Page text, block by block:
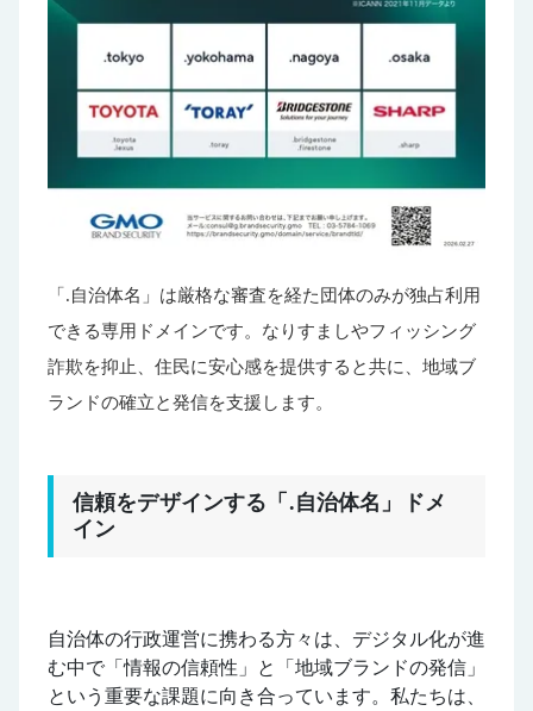
「.自治体名」は厳格な審査を経た団体のみが独占利用
できる専用ドメインです。なりすましやフィッシング
詐欺を抑止、住民に安心感を提供すると共に、地域ブ
ランドの確立と発信を支援します。
信頼をデザインする「.自治体名」ドメ
イン
自治体の行政運営に携わる方々は、デジタル化が進
む中で「情報の信頼性」と「地域ブランドの発信」
という重要な課題に向き合っています。私たちは、